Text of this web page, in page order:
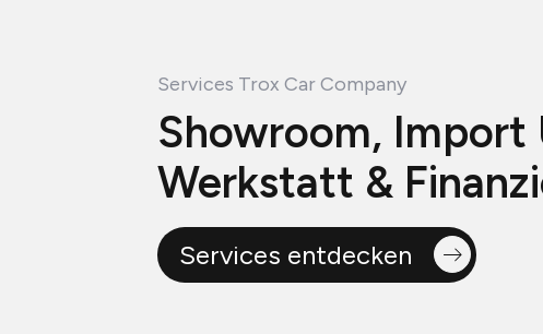
Services Trox Car Company
Showroom, Import
Werkstatt &
Services entdecken